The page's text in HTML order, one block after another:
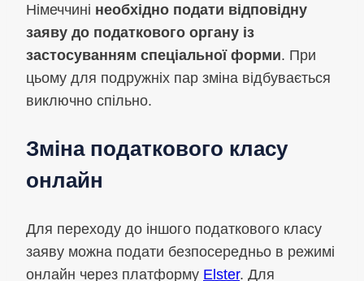
Німеччині необхідно подати відповідну
заяву до податкового органу із
застосуванням спеціальної форми. При
цьому для подружніх пар зміна відбувається
виключно спільно.
Зміна податкового класу
онлайн
Для переходу до іншого податкового класу
заяву можна подати безпосередньо в режимі
онлайн через платформу Elster. Для